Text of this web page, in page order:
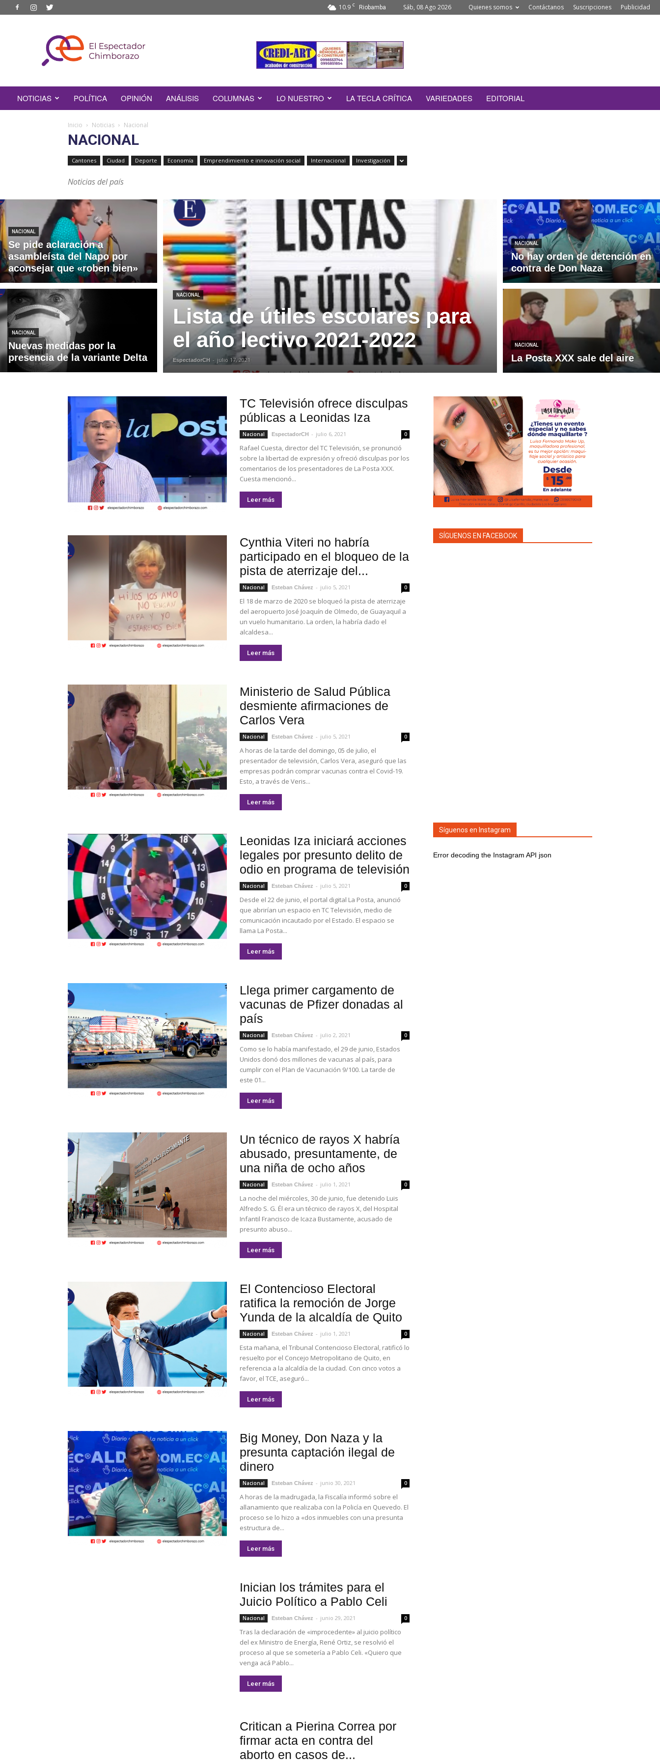
10.9 C Riobamba Sáb, 08 Ago 2026 Quienes somos Contáctanos Suscripciones Publicidad
ESPECTADOR
CHIMBORAZO
NOTICIAS POLÍTICA OPINIÓN ANÁLISIS COLUMNAS LO NUESTRO LA TECLA CRÍTICA VARIEDADES EDITORIAL
Inicio Noticias Nacional
NACIONAL
Cantones Ciudad Deporte Economía Emprendimiento e innovación social Internacional Investigación
Noticias del país
NACIONAL
Se pide aclaración a
asambleísta del Napo por
aconsejar que «roben bien»
NACIONAL
Nuevas medidas por la
presencia de la variante Delta
NACIONAL
Lista de útiles escolares para
el año lectivo 2021-2022
EspectadorCH - julio 17, 2021
NACIONAL
No hay orden de detención en
contra de Don Naza
NACIONAL
La Posta XXX sale del aire
TC Televisión ofrece disculpas
públicas a Leonidas Iza
Nacional EspectadorCH - julio 6, 2021 0
Rafael Cuesta, director del TC Televisión, se pronunció
sobre la libertad de expresión y ofreció disculpas por los
comentarios de los presentadores de La Posta XXX.
Cuesta mencionó...
Leer más
Cynthia Viteri no habría
participado en el bloqueo de la
pista de aterrizaje del...
Nacional Esteban Chávez - julio 5, 2021 0
El 18 de marzo de 2020 se bloqueó la pista de aterrizaje
del aeropuerto José Joaquín de Olmedo, de Guayaquil a
un vuelo humanitario. La orden, la habría dado el
alcaldesa...
Leer más
Ministerio de Salud Pública
desmiente afirmaciones de
Carlos Vera
Nacional Esteban Chávez - julio 5, 2021 0
A horas de la tarde del domingo, 05 de julio, el
presentador de televisión, Carlos Vera, aseguró que las
empresas podrán comprar vacunas contra el Covid-19.
Esto, a través de Veris...
Leer más
Leonidas Iza iniciará acciones
legales por presunto delito de
odio en programa de televisión
Nacional Esteban Chávez - julio 5, 2021 0
Desde el 22 de junio, el portal digital La Posta, anunció
que abrirían un espacio en TC Televisión, medio de
comunicación incautado por el Estado. El espacio se
llama La Posta...
Leer más
Llega primer cargamento de
vacunas de Pfizer donadas al
país
Nacional Esteban Chávez - julio 2, 2021 0
Como se lo había manifestado, el 29 de junio, Estados
Unidos donó dos millones de vacunas al país, para
cumplir con el Plan de Vacunación 9/100. La tarde de
este 01...
Leer más
Un técnico de rayos X habría
abusado, presuntamente, de
una niña de ocho años
Nacional Esteban Chávez - julio 1, 2021 0
La noche del miércoles, 30 de junio, fue detenido Luis
Alfredo S. G. Él era un técnico de rayos X, del Hospital
Infantil Francisco de Icaza Bustamente, acusado de
presunto abuso...
Leer más
El Contencioso Electoral
ratifica la remoción de Jorge
Yunda de la alcaldía de Quito
Nacional Esteban Chávez - julio 1, 2021 0
Esta mañana, el Tribunal Contencioso Electoral, ratificó lo
resuelto por el Concejo Metropolitano de Quito, en
referencia a la alcaldía de la ciudad. Con cinco votos a
favor, el TCE, aseguró...
Leer más
Big Money, Don Naza y la
presunta captación ilegal de
dinero
Nacional Esteban Chávez - junio 30, 2021 0
A horas de la madrugada, la Fiscalía informó sobre el
allanamiento que realizaba con la Policía en Quevedo. El
proceso se lo hizo a «dos inmuebles con una presunta
estructura de...
Leer más
Inician los trámites para el
Juicio Político a Pablo Celi
Nacional Esteban Chávez - junio 29, 2021 0
Tras la declaración de «improcedente» al juicio político
del ex Ministro de Energía, René Ortiz, se resolvió el
proceso al que se sometería a Pablo Celi. «Quiero que
venga acá Pablo...
Leer más
Critican a Pierina Correa por
firmar acta en contra del
aborto en casos de...
SÍGUENOS EN FACEBOOK
Síguenos en Instagram
Error decoding the Instagram API json